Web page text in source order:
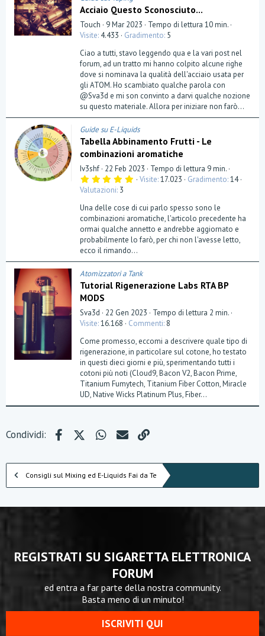
Acciaio Questo Sconosciuto...
Touch 9 Mar 2023
Tempo di lettura 10 min.
Visite 4.433 Gradimento 5
Ciao a tutti, stavo leggendo qua e la vari post nel
forum, ad un tratto mi hanno colpito alcune righe
dove si nominava la qualità dell'acciaio usata per
gli ATOM. Ho scambiato qualche parola con
@Sva3d e mi son convinto a darvi qualche nozione
su questo materiale. Allora per iniziare non farò...
Guide su E-Liquids
Tabella Abbinamento Frutti - Le
combinazioni aromatiche
Iv3shf 22 Feb 2023
Tempo di lettura 9 min.
5
s
t
l
l
(
e
)
Visite 17.023 Gradimento 14
Valutazioni 3
Una delle cose di cui parlo spesso sono le
combinazioni aromatiche, l'articolo precedente ha
ormai qualche annetto e andrebbe aggiornato e
probabilmente lo farò, per chi non l'avesse letto,
ecco il rimando...
Atomizzatori a Tank
Tutorial Rigenerazione Labs RTA BP
MODS
Sva3d 22 Gen 2023
Tempo di lettura 2 min.
Visite 16.168 Commenti 8
Come promesso, eccomi a descrivere quale tipo di
rigenerazione, in particolare sul cotone, ho testato
in questi dieci giorni e più, sperimentando tutti i
cotoni più noti (Cloud9, Bacon V2, Bacon Prime,
Titanium Fumytech, Titanium Fiber Cotton, Miracle
UD, Native Wicks Platinum Plus, Fiber...
Condividi: FacebookX (Twitter)WhatsApp
e-mail
Consigli sul Mixing ed E-Liquids Fai da Te
REGISTRATI SU SIGARETTA ELETTRONICA
FORUM
ed entra a far parte della nostra community.
Basta meno di un minuto!
ISCRIVITI QUI